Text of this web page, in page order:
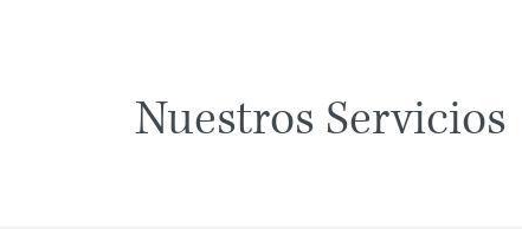
Nuestros Servicios